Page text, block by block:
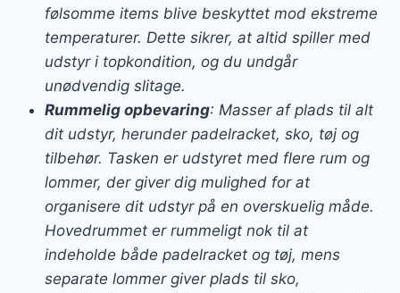
følsomme items blive beskyttet mod ekstreme
temperaturer. Dette sikrer, at altid spiller med
udstyr i topkondition, og du undgår
unødvendig slitage.
Rummelig opbevaring: Masser af plads til alt
dit udstyr, herunder padelracket, sko, tøj og
tilbehør. Tasken er udstyret med flere rum og
lommer, der giver dig mulighed for at
organisere dit udstyr på en overskuelig måde.
Hovedrummet er rummeligt nok til at
indeholde både padelracket og tøj, mens
separate lommer giver plads til sko,